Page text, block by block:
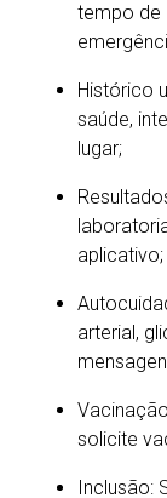
tempo de
Histórico
saúde,
lugar;
aplicativo;
arterial,
solicite
Inclusão: